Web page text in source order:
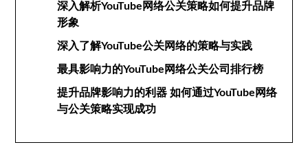
深入解析YouTube网络公关策略如何提升品牌
形象
深入了解YouTube公关网络的策略与实践
最具影响力的YouTube网络公关公司排行榜
提升品牌影响力的利器 如何通过YouTube网络
与公关策略实现成功